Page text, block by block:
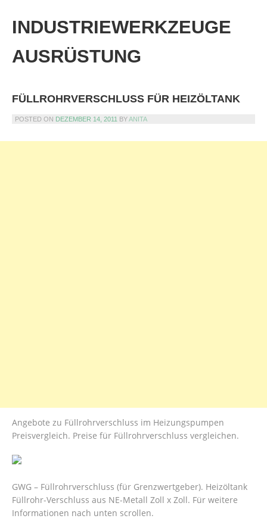
content
INDUSTRIEWERKZEUGE
AUSRÜSTUNG
FÜLLROHRVERSCHLUSS FÜR HEIZÖLTANK
POSTED ON DEZEMBER 14, 2011 BYANITA
Angebote zu Füllrohrverschluss im Heizungspumpen
Preisvergleich. Preise für Füllrohrverschluss vergleichen.
GWG – Füllrohrverschluss (für Grenzwertgeber). Heizöltank
Füllrohr-Verschluss aus NE-Metall Zoll x Zoll. Für weitere
Informationen nach unten scrollen.